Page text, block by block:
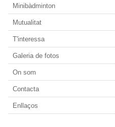
Minibàdminton
Mutualitat
T'interessa
Galeria de fotos
On som
Contacta
Enllaços